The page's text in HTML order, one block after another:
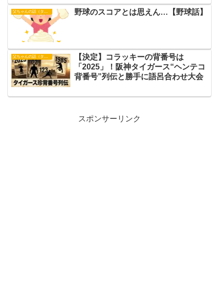
父ちゃんの話（タイガース） 野球のスコアとは思えん…【野球話】
【決定】コラッキーの背番号は
「2025」！阪神タイガース“ヘンテコ
背番号”列伝と勝手に語呂合わせ大会
スポンサーリンク